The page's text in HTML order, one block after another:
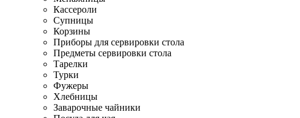
Кассероли
Супницы
Корзины
Приборы для сервировки стола
Предметы сервировки стола
Тарелки
Турки
Фужеры
Хлебницы
Заварочные чайники